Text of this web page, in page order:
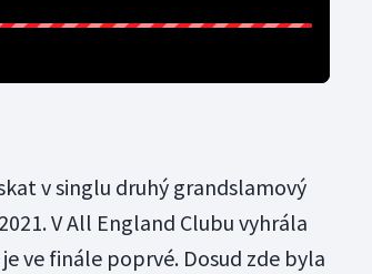
v singlu druhý grandslamový
V All England Clubu vyhrála
ve finále poprvé. Dosud zde byla